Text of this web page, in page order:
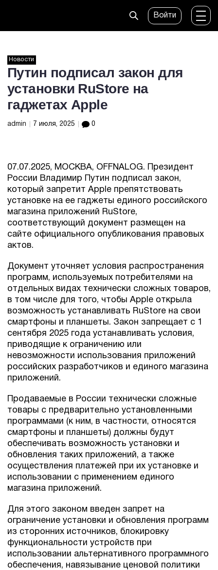
Войти
Новости
Путин подписал закон для
установки RuStore на
гаджетах Apple
admin 7 июля, 2025 0
07.07.2025, МОСКВА, OFFNALOG. Президент
России Владимир Путин подписал закон,
который запретит Apple препятствовать
установке на ее гаджеты единого российского
магазина приложений RuStore,
соответствующий документ размещен на
сайте официального опубликования правовых
актов.
Документ уточняет условия распространения
программ, используемых потребителями на
отдельных видах технически сложных товаров,
в том числе для того, чтобы Apple открыла
возможность устанавливать RuStore на свои
смартфоны и планшеты. Закон запрещает с 1
сентября 2025 года устанавливать условия,
приводящие к ограничению или
невозможности использования приложений
российских разработчиков и единого магазина
приложений.
Продаваемые в России технически сложные
товары с предварительно установленными
программами (к ним, в частности, относятся
смартфоны и планшеты) должны будут
обеспечивать возможность установки и
обновления таких приложений, а также
осуществления платежей при их установке и
использовании с применением единого
магазина приложений.
Для этого законом введен запрет на
ограничение установки и обновления программ
из сторонних источников, блокировку
функциональности устройств при
использовании альтернативного программного
обеспечения, навязывание ценовой политики